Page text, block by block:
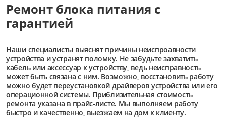
Ремонт блока питания с
гарантией
Наши специалисты выяснят причины неиспроавности
устройства и устранят поломку. Не забудьте захватить
кабель или аксессуар к устройству, ведь неисправность
может быть связана с ним. Возможно, восстановить работу
можно будет переустановкой драйверов устройства или его
операционной системы. Приблизительная стоимость
ремонта указана в прайс-листе. Мы выполняем работу
быстро и качественно, выезжаем на дом к клиенту.